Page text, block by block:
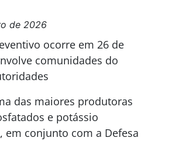
de 2026
ocorre em 26 de
comunidades do
das maiores produtoras
e potássio
em conjunto com a Defesa